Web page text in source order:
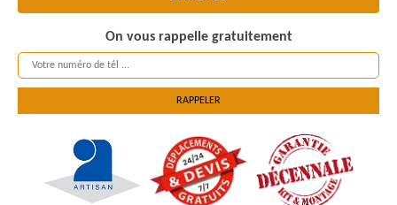
On vous rappelle gratuitement